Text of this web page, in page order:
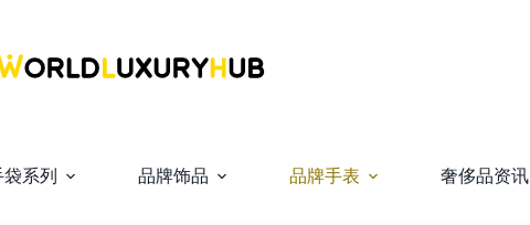
系列 品牌饰品 品牌手表 奢侈品资讯